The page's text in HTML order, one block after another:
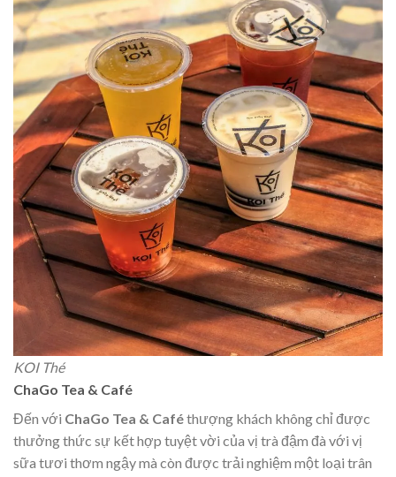
KOI Thé
ChaGo Tea & Café
Đến với ChaGo Tea & Caféthượng khách không chỉ được
thưởng thức sự kết hợp tuyệt vời của vị trà đậm đà với vị
sữa tươi thơm ngậy mà còn được trải nghiệm một loại trân